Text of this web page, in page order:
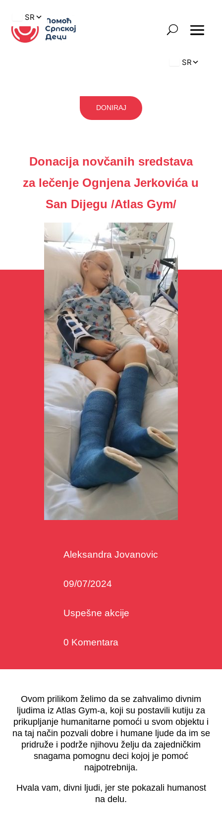
DONIRAJ
Donacija novčanih sredstava
za lečenje Ognjena Jerkovića u
San Dijegu /Atlas Gym/
Aleksandra Jovanovic
09/07/2024
Uspešne akcije
0 Komentara
Ovom prilikom želimo da se zahvalimo divnim
ljudima iz Atlas Gym-a, koji su postavili kutiju za
prikupljanje humanitarne pomoći u svom objektu i
na taj način pozvali dobre i humane ljude da im se
pridruže i podrže njihovu želju da zajedničkim
snagama pomognu deci kojoj je pomoć
najpotrebnija.
Hvala vam, divni ljudi, jer ste pokazali humanost
na delu.